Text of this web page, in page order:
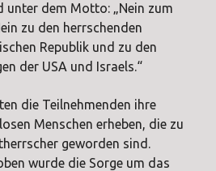
unter dem Motto: „Nein zum
zu den herrschenden
Republik und zu den
der USA und Israels.“
die Teilnehmenden ihre
Menschen erheben, die zu
geworden sind.
wurde die Sorge um das